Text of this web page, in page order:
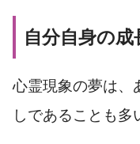
自分自身の
心霊現象の夢は、
しであることも多